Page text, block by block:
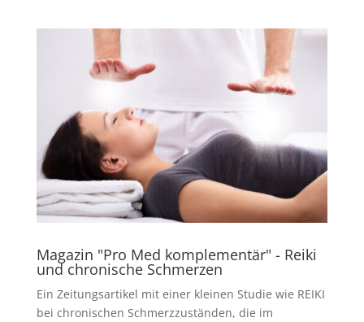
Magazin "Pro Med komplementär" - Reiki
und chronische Schmerzen
Ein Zeitungsartikel mit einer kleinen Studie wie REIKI
bei chronischen Schmerzzuständen, die im